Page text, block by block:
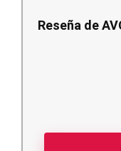
Reseña de